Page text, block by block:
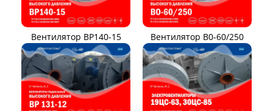
Вентилятор ВР140-15 Вентилятор В0-60/250